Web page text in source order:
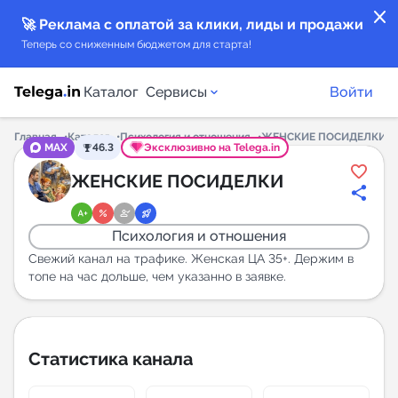
close
🚀 Реклама с оплатой за клики, лиды и продажи
Теперь со сниженным бюджетом для старта!
Каталог Сервисы
Каталог каналов
Каталог ботов
Горящие предложения
Индекс читаемости каналов в Telegram
Аналитика MAX каналов
Войти
Главная Каталог Психология и отношения
ЖЕНСКИЕ ПОСИДЕЛКИ
MAX
46.3 Эксклюзивно на Telega.in
ЖЕНСКИЕ ПОСИДЕЛКИ
Психология и отношения
Свежий канал на трафике. Женская ЦА 35+. Держим в
топе на час дольше, чем указанно в заявке.
Статистика канала